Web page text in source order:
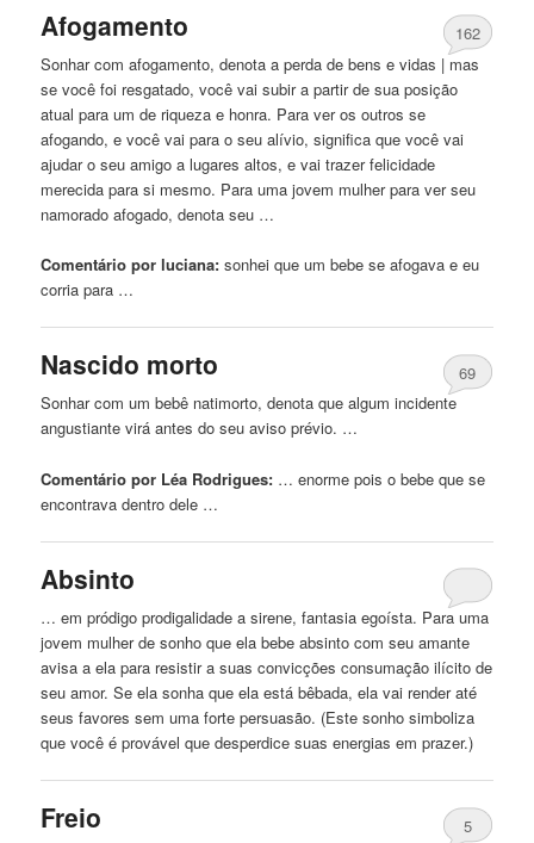
Afogamento
162
Sonhar com afogamento, denota a perda de bens e vidas | mas
se você foi resgatado, você vai subir a partir de sua posição
atual para um de riqueza e honra. Para ver os outros se
afogando, e você vai para o seu alívio, significa que você vai
ajudar o seu amigo a lugares altos, e vai trazer felicidade
merecida para si mesmo. Para uma jovem mulher para ver seu
namorado afogado, denota seu …
Comentário por luciana: sonhei que umbebe se afogava e eu
corria para …
Nascido morto
69
Sonhar com um bebê natimorto, denota que algum incidente
angustiante virá antes do seu aviso prévio. …
Comentário por Léa Rodrigues: … enorme pois obebe que se
encontrava dentro dele …
Absinto
… em pródigo prodigalidade a sirene, fantasia egoísta. Para uma
jovem mulher de sonho que elabebe absinto com seu amante
avisa a ela para resistir a suas convicções consumação ilícito de
seu amor. Se ela sonha que ela está bêbada, ela vai render até
seus favores sem uma forte persuasão. (Este sonho simboliza
que você é provável que desperdice suas energias em prazer.)
Freio
5